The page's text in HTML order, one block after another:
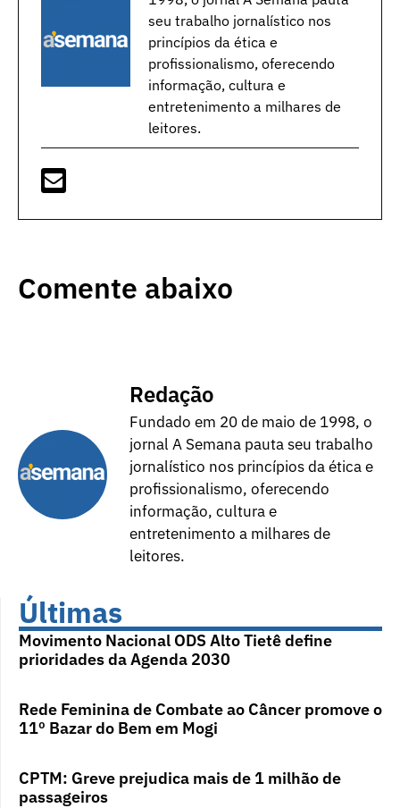
seu trabalho jornalístico nos
princípios da ética e
profissionalismo, oferecendo
informação, cultura e
entretenimento a milhares de
leitores.
Comente abaixo
Redação
Fundado em 20 de maio de 1998, o
jornal A Semana pauta seu trabalho
jornalístico nos princípios da ética e
profissionalismo, oferecendo
informação, cultura e
entretenimento a milhares de
leitores.
Últimas
Movimento Nacional ODS Alto Tietê define
prioridades da Agenda 2030
Rede Feminina de Combate ao Câncer promove o
11º Bazar do Bem em Mogi
CPTM: Greve prejudica mais de 1 milhão de
passageiros